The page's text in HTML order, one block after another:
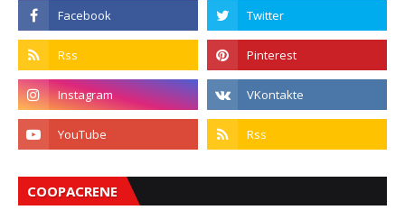
COOPACRENE